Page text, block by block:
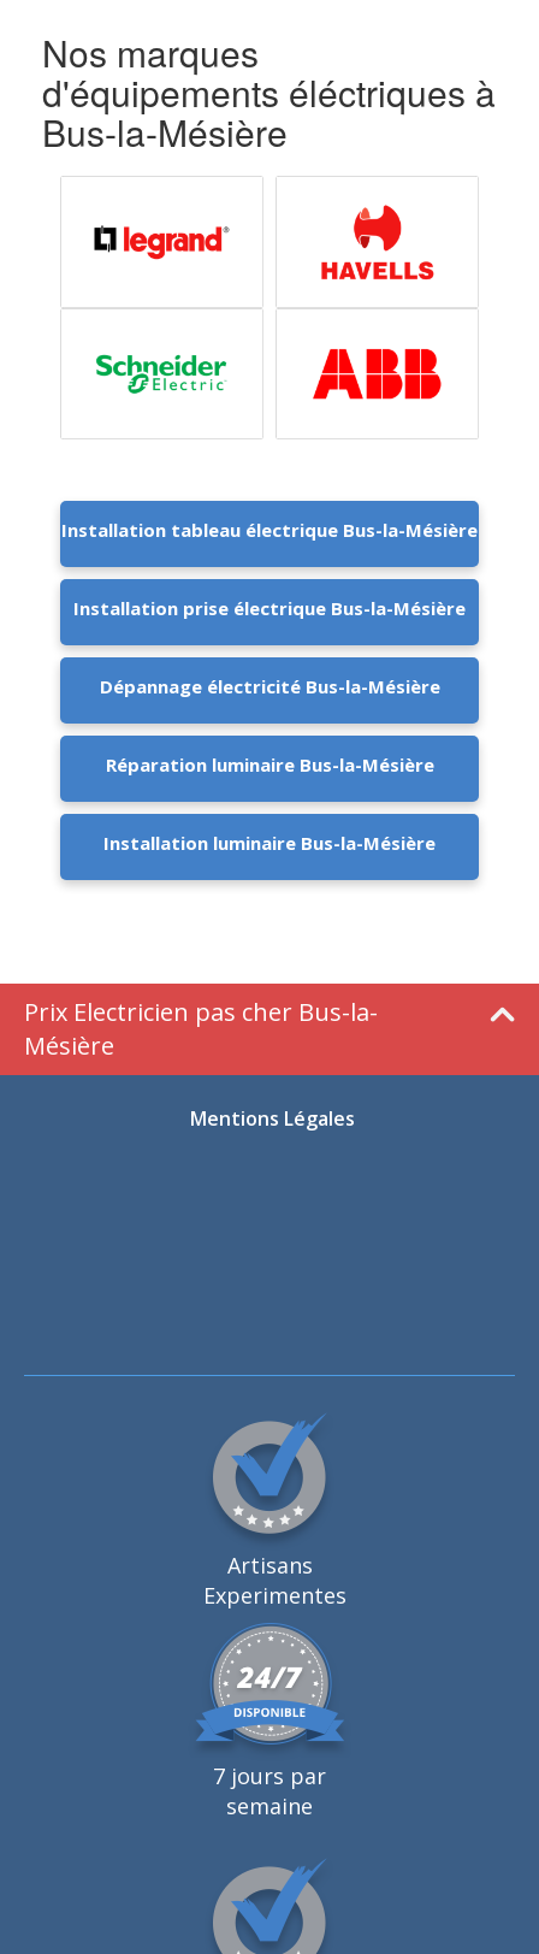
Nos marques
d'équipements éléctriques à
Bus-la-Mésière
Installation tableau électrique Bus-la-Mésière
Installation prise électrique Bus-la-Mésière
Dépannage électricité Bus-la-Mésière
Réparation luminaire Bus-la-Mésière
Installation luminaire Bus-la-Mésière
Prix Electricien pas cher Bus-la-
Mésière
Mentions Légales
Artisans
Experimentes
7 jours par
semaine